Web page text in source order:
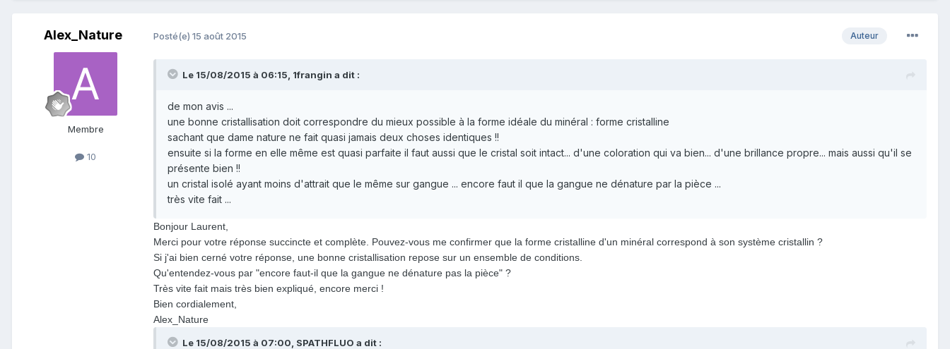
Alex_Nature
Membre
10
Auteur
Posté(e) 15 août 2015
Le 15/08/2015 à 06:15, 1frangin a dit :
de mon avis ...
une bonne cristallisation doit correspondre du mieux possible à la forme idéale du minéral : forme cristalline
sachant que dame nature ne fait quasi jamais deux choses identiques !!
ensuite si la forme en elle même est quasi parfaite il faut aussi que le cristal soit intact... d'une coloration qui va bien... d'une brillance propre... mais aussi qu'il se
présente bien !!
un cristal isolé ayant moins d'attrait que le même sur gangue ... encore faut il que la gangue ne dénature par la pièce ...
très vite fait ...
Bonjour Laurent,
Merci pour votre réponse succincte et complète. Pouvez-vous me confirmer que la forme cristalline d'un minéral correspond à son système cristallin ?
Si j'ai bien cerné votre réponse, une bonne cristallisation repose sur un ensemble de conditions.
Qu'entendez-vous par "encore faut-il que la gangue ne dénature pas la pièce" ?
Très vite fait mais très bien expliqué, encore merci !
Bien cordialement,
Alex_Nature
Le 15/08/2015 à 07:00, SPATHFLUO a dit :